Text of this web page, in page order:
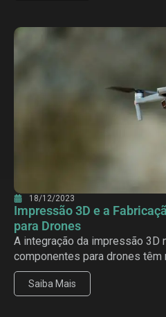
18/12/2023
Impressão 3D e a
para Drones
A integração da impressão 3D
componentes para drones têm
Saiba Mais